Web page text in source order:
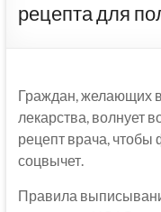
рецепта для
Граждан, желающих
лекарства, волнует
рецепт врача,
соцвычет.
Правила